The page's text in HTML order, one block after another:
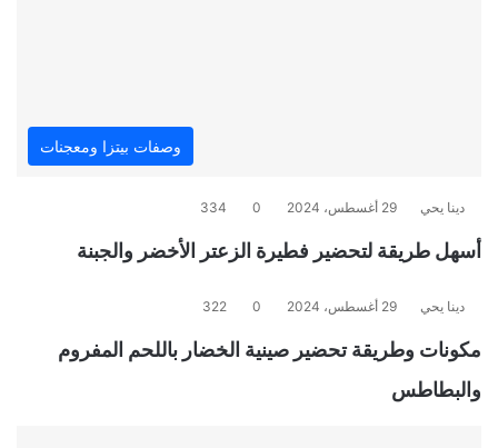
وصفات بيتزا ومعجنات
دينا يحي 29 أغسطس، 2024 0
334
أسهل طريقة لتحضير فطيرة الزعتر الأخضر والجبنة
دينا يحي 29 أغسطس، 2024 0
322
مكونات وطريقة تحضير صينية الخضار باللحم المفروم
والبطاطس